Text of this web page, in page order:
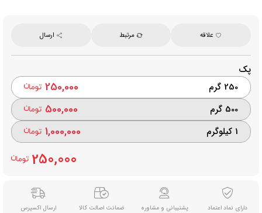
علاقه مرتبط ارسال
پک
250 گرم
250,000
500 گرم 500,000
1 کیلوگرم 1,000,000
250,000
دارای نماد اعتماد پشتیبانی و مشاوره ضمانت اصالت کالا ارسال اکسپرس